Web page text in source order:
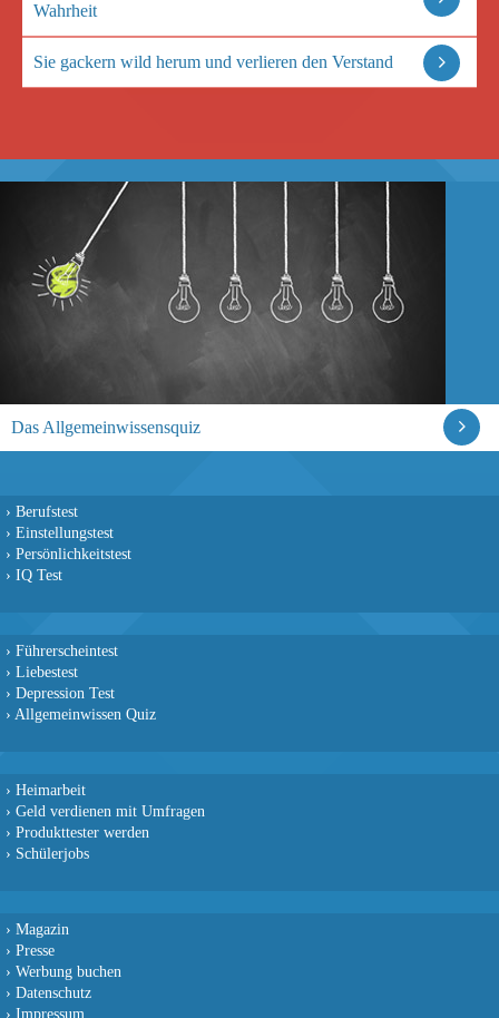
Wahrheit
Sie gackern wild herum und verlieren den Verstand
Das Allgemeinwissensquiz
› Berufstest
› Einstellungstest
› Persönlichkeitstest
› IQ Test
› Führerscheintest
› Liebestest
› Depression Test
› Allgemeinwissen Quiz
› Heimarbeit
› Geld verdienen mit Umfragen
› Produkttester werden
› Schülerjobs
› Magazin
› Presse
› Werbung buchen
› Datenschutz
› Impressum